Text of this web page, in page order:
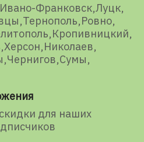
Ивано-Франковск Луцк
Тернополь Ровно
Кропивницкий
Херсон Николаев
Чернигов Сумы
для наших